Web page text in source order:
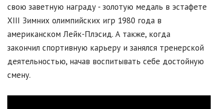
свою заветную награду - золотую медаль в эстафете
XIII Зимних олимпийских игр 1980 года в
американском Лейк-Плэсид. А также, когда
закончил спортивную карьеру и занялся тренерской
деятельностью, начав воспитывать себе достойную
смену.